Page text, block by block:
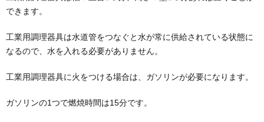
できます。
工業用調理器具は水道管をつなぐと水が常に供給されている状態に
なるので、水を入れる必要がありません。
工業用調理器具に火をつける場合は、ガソリンが必要になります。
ガソリンの1つで燃焼時間は15分です。